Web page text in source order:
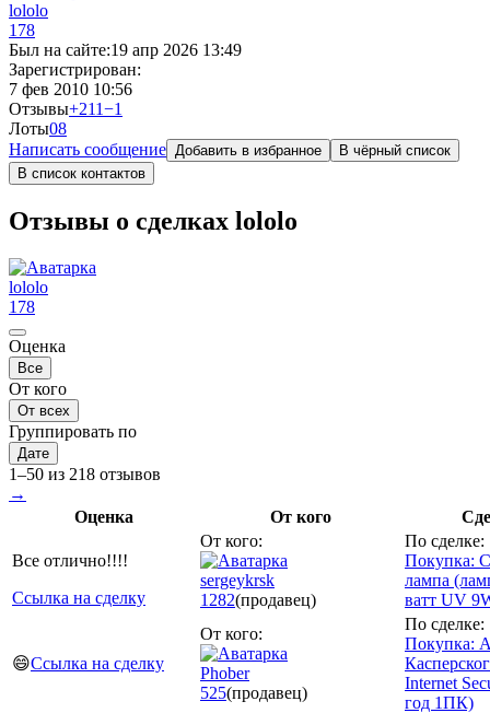
lololo
178
Был на сайте:19 апр 2026 13:49
Зарегистрирован:
7 фев 2010 10:56
Отзывы+211−1
Лоты08
Написать сообщение Добавить в избранное
В чёрный список
В список контактов
Отзывы о сделках lololo
lololo
178
Оценка
Все
От кого
От всех
Группировать по
Дате
1–50 из 218 отзывов
→
Оценка
От кого
Все отлично!!!!
Ссылка на сделку
От кого:
sergeykrsk
1282(продавец)
По сделке:
Покупка:
лампа
ватт UV
😄Ссылка на сделку
От кого:
Phober
525(продавец)
По сделке:
Покупка:
Internet
год 1ПК)